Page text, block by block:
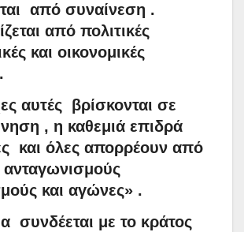
από συναίνεση .
από πολιτικές
και οικονομικές
αυτές βρίσκονται σε
, η καθεμιά επιδρά
και όλες απορρέουν από
ανταγωνισμούς
και αγώνες» .
συνδέεται με το κράτος